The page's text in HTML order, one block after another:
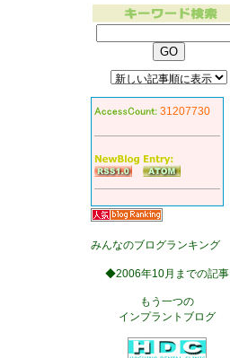
31207730
みんなのブログランキング
◆2006年10月までの記事
もう一つの
インプラントブログ